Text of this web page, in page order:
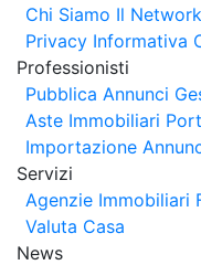
Chi Siamo Il
Privacy Informativa
Professionisti
Pubblica Annunci
Aste Immobiliari
Importazione
Servizi
Agenzie Immobiliari
Valuta Casa
News